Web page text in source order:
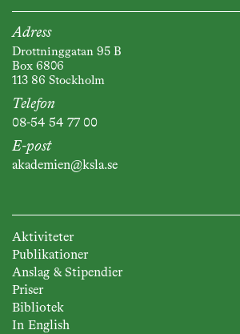
Adress
Drottninggatan 95 B
Box 6806
113 86 Stockholm
Telefon
08-54 54 77 00
E-post
akademien@ksla.se
Aktiviteter
Publikationer
Anslag & Stipendier
Priser
Bibliotek
In English